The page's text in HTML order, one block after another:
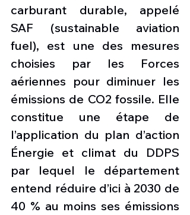
carburant durable, appelé
SAF (sustainable aviation
fuel), est une des mesures
choisies par les Forces
aériennes pour diminuer les
émissions de CO2 fossile. Elle
constitue une étape de
l’application du plan d’action
Énergie et climat du DDPS
par lequel le département
entend réduire d’ici à 2030 de
40 % au moins ses émissions